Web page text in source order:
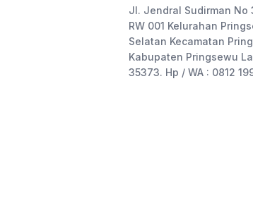
Jl. Jendral Sudirman No
RW 001 Kelurahan
Selatan Kecamatan
Kabupaten Pringsewu
35373. Hp / WA : 0812